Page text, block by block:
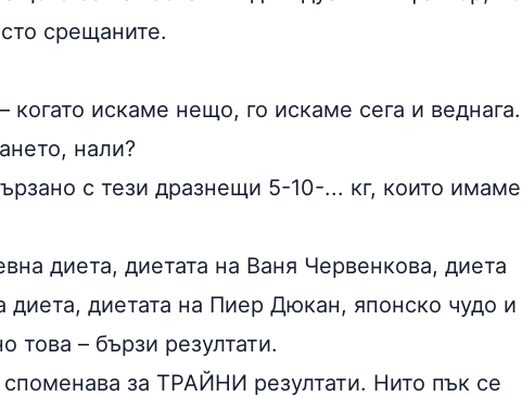
срещаните.
искаме нещо, го искаме сега и веднага.
нали?
с тези дразнещи 5-10-... кг, които имаме
диета, диетата на Ваня Червенкова, диета
диета, диетата на Пиер Дюкан, японско чудо и
това – бързи резултати.
за ТРАЙНИ резултати. Нито пък се